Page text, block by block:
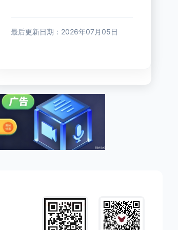
最后更新日期：2026年07月05日